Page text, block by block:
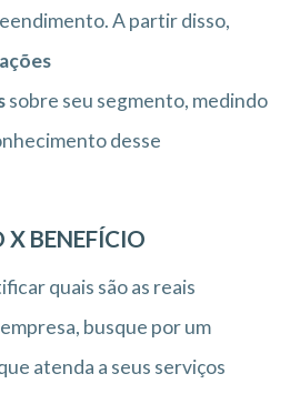
A partir disso,
sobre seu segmento, medindo
desse
X BENEFÍCIO
quais são as reais
busque por um
atenda a seus serviços